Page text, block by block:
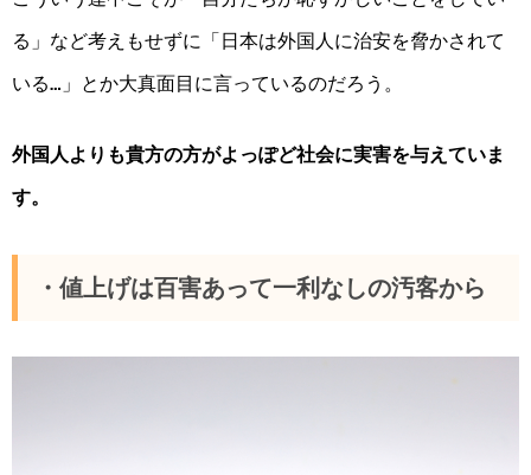
る」など考えもせずに「日本は外国人に治安を脅かされて
いる…」とか大真面目に言っているのだろう。
外国人よりも貴方の方がよっぽど社会に実害を与えていま
す。
・値上げは百害あって一利なしの汚客から